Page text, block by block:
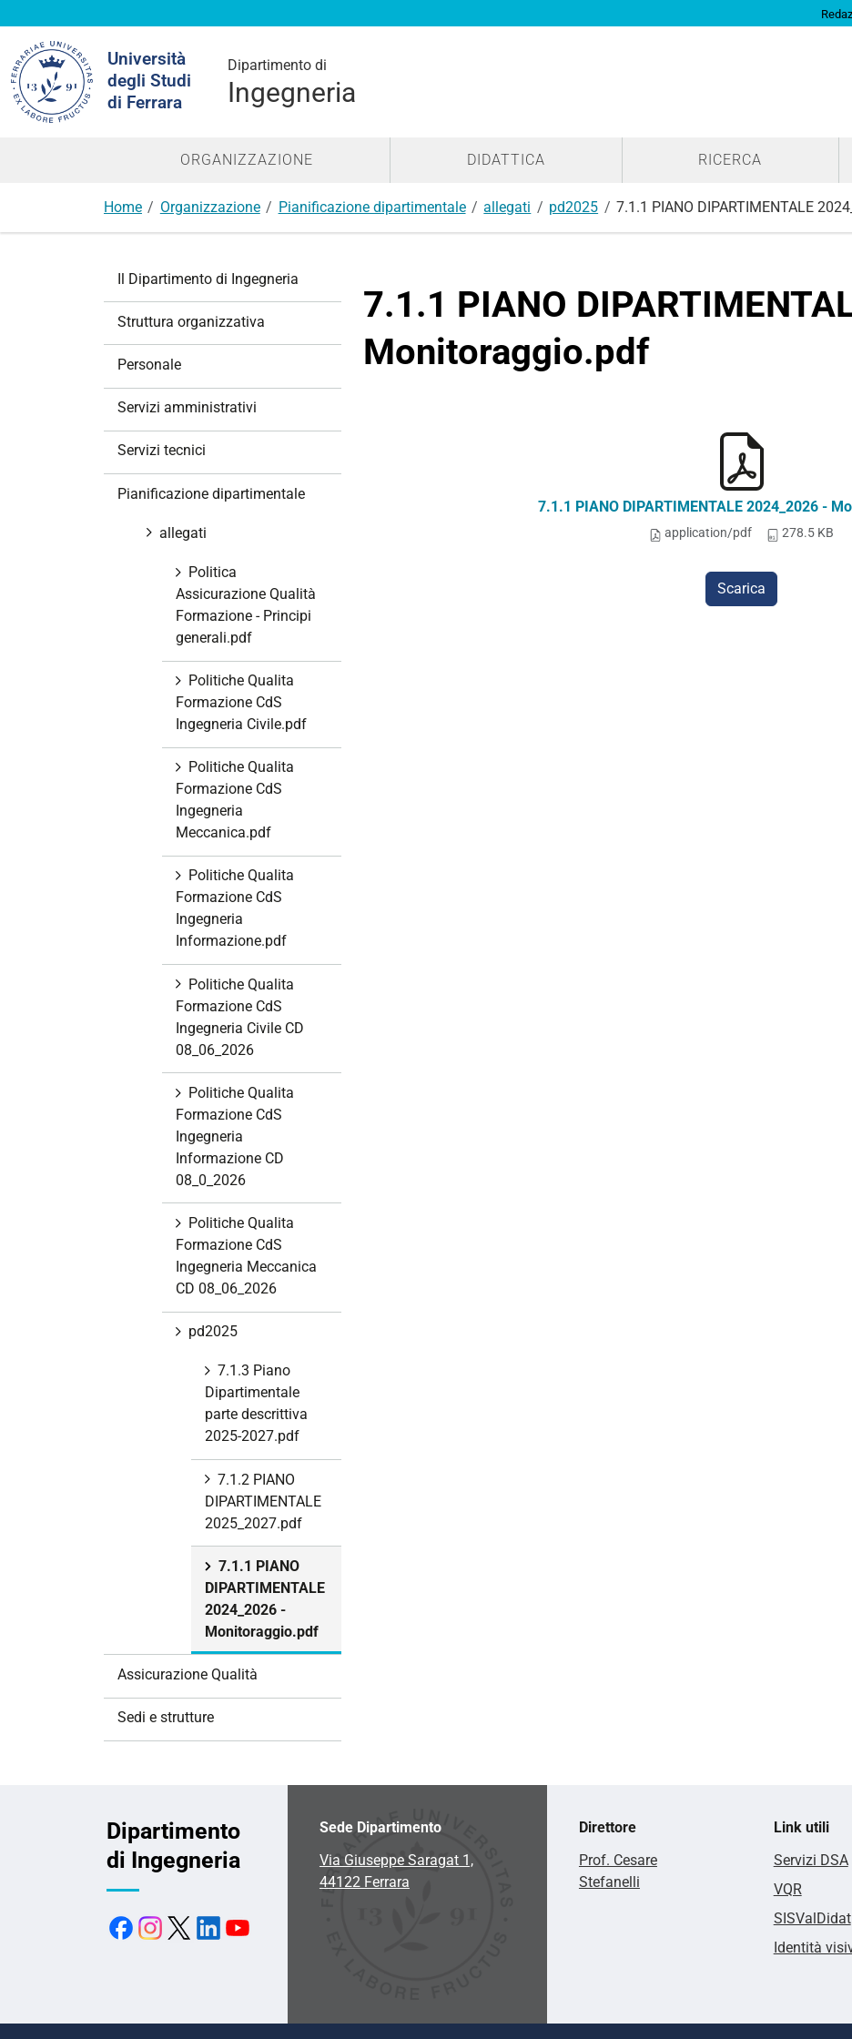
Università
degli Studi
di Ferrara
Dipartimento di
Ingegneria
nel
sito
ORGANIZZAZIONE DIDATTICA RICERCA
Home Organizzazione Pianificazione dipartimentale allegati pd2025 7.1.1 PIANO DIPARTIMENTALE
7.1.1 PIANO
Monitoraggio.pdf
7.1.1 PIANO DIPARTIMENTALE 2024_2026 -
application/pdf 278.5 KB
Scarica
Il Dipartimento di Ingegneria
Struttura organizzativa
Personale
Servizi amministrativi
Servizi tecnici
Pianificazione dipartimentale
allegati
Politica
Assicurazione Qualità
Formazione - Principi
generali.pdf
Politiche Qualita
Formazione CdS
Ingegneria Civile.pdf
Politiche Qualita
Formazione CdS
Ingegneria
Meccanica.pdf
Politiche Qualita
Formazione CdS
Ingegneria
Informazione.pdf
Politiche Qualita
Formazione CdS
Ingegneria Civile CD
08_06_2026
Politiche Qualita
Formazione CdS
Ingegneria
Informazione CD
08_0_2026
Politiche Qualita
Formazione CdS
Ingegneria Meccanica
CD 08_06_2026
pd2025
7.1.3 Piano
Dipartimentale
parte descrittiva
2025-2027.pdf
7.1.2 PIANO
DIPARTIMENTALE
2025_2027.pdf
7.1.1 PIANO
DIPARTIMENTALE
2024_2026 -
Monitoraggio.pdf
Assicurazione Qualità
Sedi e strutture
Dipartimento
di Ingegneria
Sede Dipartimento
Via Giuseppe Saragat 1,
44122 Ferrara
Direttore
Prof. Cesare
Stefanelli
Link utili
Servizi DSA
VQR
SISValDidat
Identità